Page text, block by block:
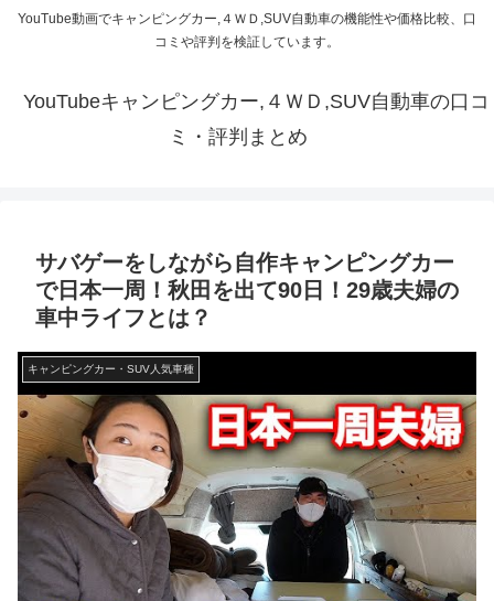
YouTube動画でキャンピングカー,４ＷＤ,SUV自動車の機能性や価格比較、口
コミや評判を検証しています。
YouTubeキャンピングカー,４ＷＤ,SUV自動車の口コ
ミ・評判まとめ
サバゲーをしながら自作キャンピングカー
で日本一周！秋田を出て90日！29歳夫婦の
車中ライフとは？
キャンピングカー・SUV人気車種